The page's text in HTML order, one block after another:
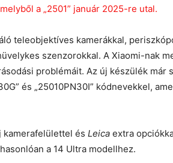
teleobjektíves kamerákkal,
szenzorokkal. A Xiaomi-nak
problémáit. Az új készülék már
és „25010PN30I” kódnevekkel,
kamerafelülettel és Leica extra
a 14 Ultra modellhez.